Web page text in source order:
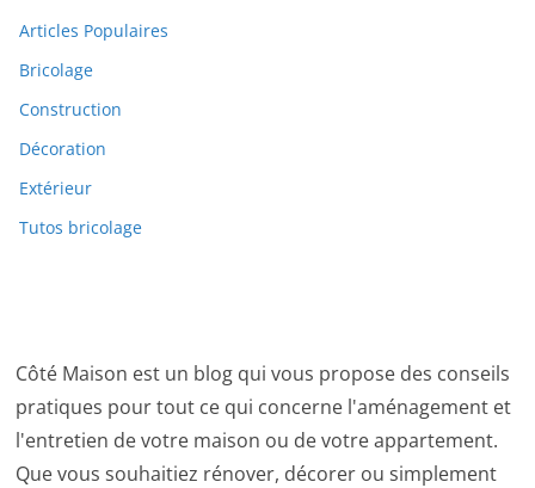
Articles Populaires
Bricolage
Construction
Décoration
Extérieur
Tutos bricolage
Côté Maison est un blog qui vous propose des conseils
pratiques pour tout ce qui concerne l'aménagement et
l'entretien de votre maison ou de votre appartement.
Que vous souhaitiez rénover, décorer ou simplement